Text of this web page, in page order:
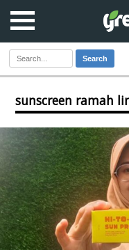
Search
sunscreen ramah